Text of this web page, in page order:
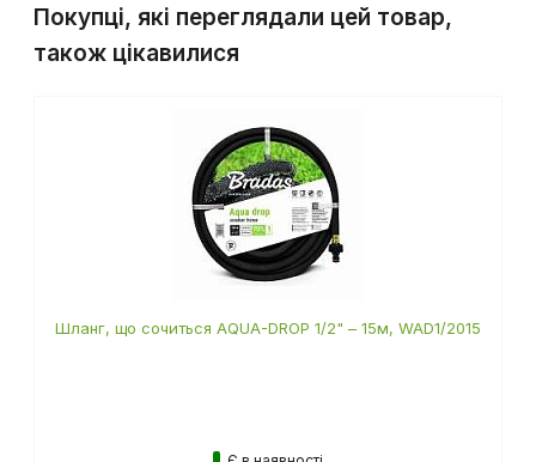
Покупці, які переглядали цей товар,
також цікавилися
Шланг, що сочиться AQUA-DROP 1/2" – 15м, WAD1/2015